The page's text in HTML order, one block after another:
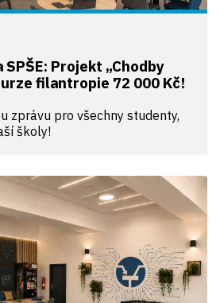
Projekt „Chodby
filantropie 72 000 Kč!
zprávu pro všechny studenty,
školy!